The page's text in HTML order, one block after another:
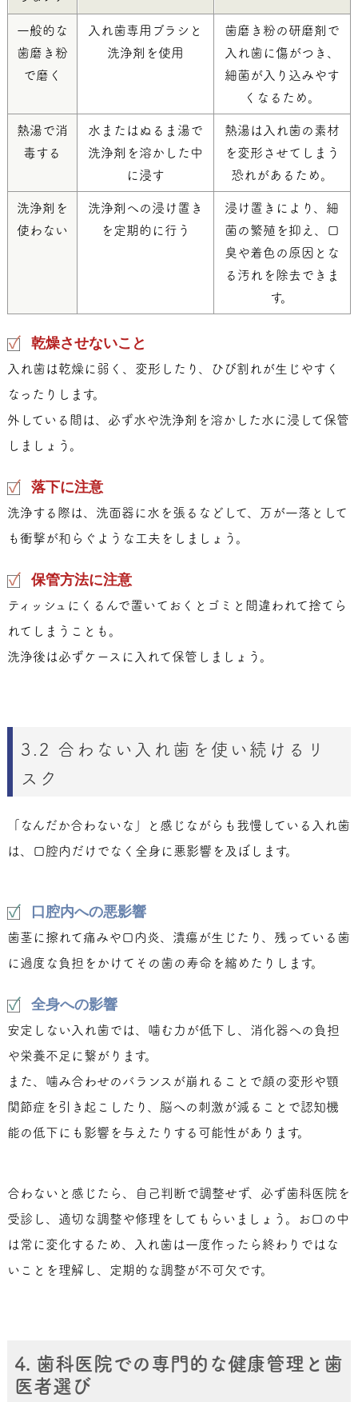
一般的な
歯磨き粉
で磨く
入れ歯専用ブラシと
洗浄剤を使用
歯磨き粉の研磨剤で
入れ歯に傷がつき、
細菌が入り込みやす
くなるため。
熱湯で消
毒する
水またはぬるま湯で
洗浄剤を溶かした中
に浸す
熱湯は入れ歯の素材
を変形させてしまう
恐れがあるため。
洗浄剤を
使わない
洗浄剤への浸け置き
を定期的に行う
浸け置きにより、細
菌の繁殖を抑え、口
臭や着色の原因とな
る汚れを除去できま
す。
乾燥させないこと
入れ歯は乾燥に弱く、変形したり、ひび割れが生じやすく
なったりします。
外している間は、必ず水や洗浄剤を溶かした水に浸して保管
しましょう。
落下に注意
洗浄する際は、洗面器に水を張るなどして、万が一落として
も衝撃が和らぐような工夫をしましょう。
保管方法に注意
ティッシュにくるんで置いておくとゴミと間違われて捨てら
れてしまうことも。
洗浄後は必ずケースに入れて保管しましょう。
3.2 合わない入れ歯を使い続けるリ
スク
「なんだか合わないな」と感じながらも我慢している入れ歯
は、口腔内だけでなく全身に悪影響を及ぼします。
口腔内への悪影響
歯茎に擦れて痛みや口内炎、潰瘍が生じたり、残っている歯
に過度な負担をかけてその歯の寿命を縮めたりします。
全身への影響
安定しない入れ歯では、噛む力が低下し、消化器への負担
や栄養不足に繋がります。
また、噛み合わせのバランスが崩れることで顔の変形や顎
関節症を引き起こしたり、脳への刺激が減ることで認知機
能の低下にも影響を与えたりする可能性があります。
合わないと感じたら、自己判断で調整せず、必ず歯科医院を
受診し、適切な調整や修理をしてもらいましょう。お口の中
は常に変化するため、入れ歯は一度作ったら終わりではな
いことを理解し、定期的な調整が不可欠です。
4. 歯科医院での専門的な健康管理と歯
医者選び